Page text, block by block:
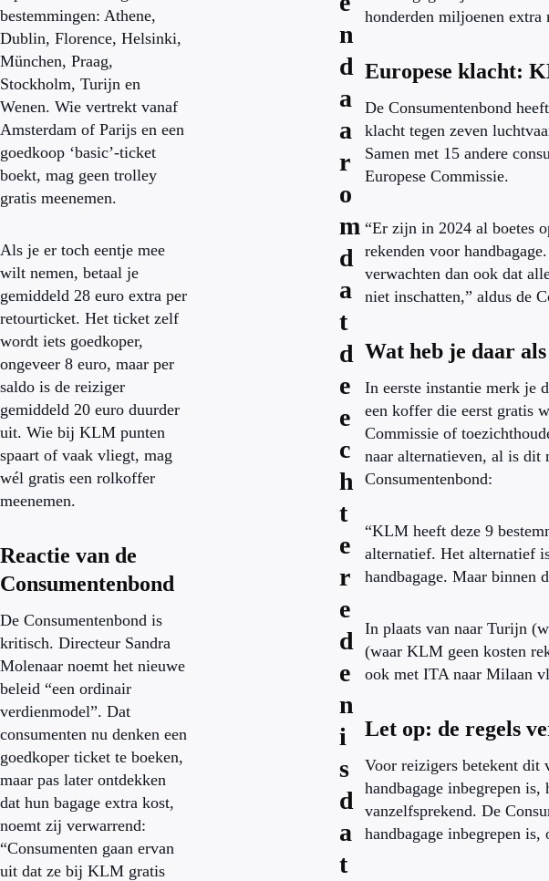
bestemmingen: Athene,
Dublin, Florence, Helsinki,
München, Praag,
Stockholm, Turijn en
Wenen. Wie vertrekt vanaf
Amsterdam of Parijs en een
goedkoop ‘basic’-ticket
boekt, mag geen trolley
gratis meenemen.
Als je er toch eentje mee
wilt nemen, betaal je
gemiddeld 28 euro extra per
retourticket. Het ticket zelf
wordt iets goedkoper,
ongeveer 8 euro, maar per
saldo is de reiziger
gemiddeld 20 euro duurder
uit. Wie bij KLM punten
spaart of vaak vliegt, mag
wél gratis een rolkoffer
meenemen.
Reactie van de
Consumentenbond
De Consumentenbond is
kritisch. Directeur Sandra
Molenaar noemt het nieuwe
beleid “een ordinair
verdienmodel”. Dat
consumenten nu denken een
goedkoper ticket te boeken,
maar pas later ontdekken
dat hun bagage extra kost,
noemt zij verwarrend:
“Consumenten gaan ervan
uit dat ze bij KLM gratis
n
d
a
a
r
o
m
d
a
t
d
e
e
c
h
t
e
r
e
d
e
n
i
s
d
a
t
honderden miljoenen extra
Europese klacht:
De Consumentenbond
klacht tegen zeven
Samen met 15 andere
Europese Commissie.
“Er zijn in 2024 al boetes
rekenden voor
verwachten dan ook dat
niet inschatten,” aldus de
Wat heb je daar
In eerste instantie merk je
een koffer die eerst gratis
Commissie of
naar alternatieven, al is dit
Consumentenbond:
“KLM heeft deze 9
alternatief. Het alternatief
handbagage. Maar binnen
In plaats van naar Turijn
(waar KLM geen kosten
ook met ITA naar Milaan
Let op: de regels
Voor reizigers betekent dit
handbagage inbegrepen
vanzelfsprekend. De
handbagage inbegrepen